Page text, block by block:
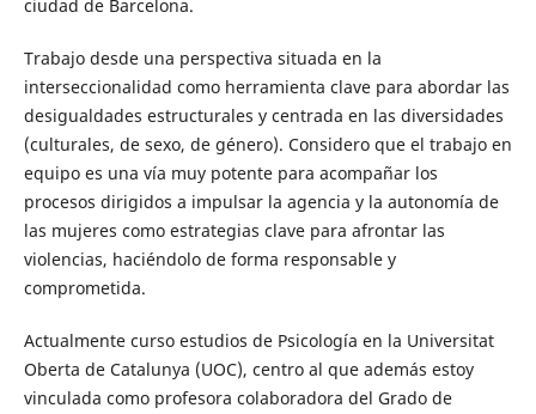
ciudad de Barcelona.
Trabajo desde una perspectiva situada en la
interseccionalidad como herramienta clave para abordar las
desigualdades estructurales y centrada en las diversidades
(culturales, de sexo, de género). Considero que el trabajo en
equipo es una vía muy potente para acompañar los
procesos dirigidos a impulsar la agencia y la autonomía de
las mujeres como estrategias clave para afrontar las
violencias, haciéndolo de forma responsable y
comprometida.
Actualmente curso estudios de Psicología en la Universitat
Oberta de Catalunya (UOC), centro al que además estoy
vinculada como profesora colaboradora del Grado de